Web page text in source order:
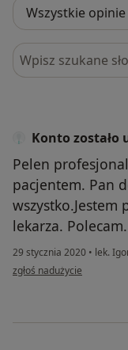
Szukaj w opiniach
Konto zostało
Pelen
pacjentem. Pan
lekarza. Polecam.
29 stycznia 2020 • lek.
w opinii użytkownika Konto
zgłoś nadużycie